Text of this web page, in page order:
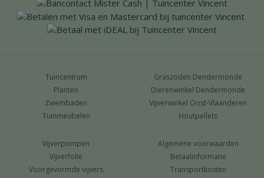
Tuincentrum
Planten
Zwembaden
Tuinmeubelen
Graszoden Dendermonde
Dierenwinkel Dendermonde
Vijverwinkel Oost-Vlaanderen
Houtpellets
Vijverpompen
Vijverfolie
Voorgevormde vijvers
Algemene voorwaarden
Betaalinformatie
Transportkosten